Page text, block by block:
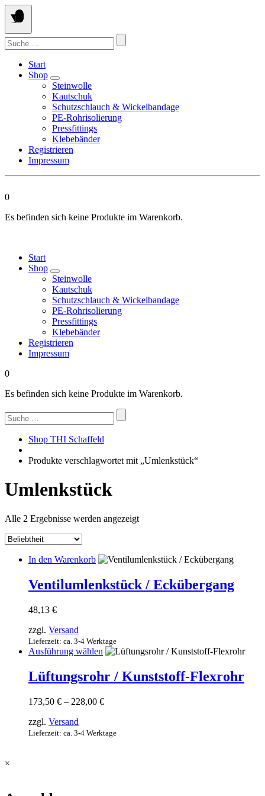
Springen
Sie
zum
Inhalt
Suchen
nach:
Start
Shop
Steinwolle
Kautschuk
Schutzschlauch & Wickelbandage
PE-Rohrisolierung
Pressfittings
Klebebänder
Registrieren
Impressum
0
Es befinden sich keine Produkte im Warenkorb.
Start
Shop
Steinwolle
Kautschuk
Schutzschlauch & Wickelbandage
PE-Rohrisolierung
Pressfittings
Klebebänder
Registrieren
Impressum
0
Es befinden sich keine Produkte im Warenkorb.
Suchen
nach:
Shop THI Schaffeld
Produkte verschlagwortet mit „Umlenkstück“
Umlenkstück
Alle 2 Ergebnisse werden angezeigtNach
In den Warenkorb
Ventilumlenkstück / Eckübergang
48,13 €
zzgl. Versand
Lieferzeit: ca. 3-4 Werktage
Ausführung wählen Dieses
weist
mehrere
können
Lüftungsrohr / Kunststoff-Flexrohr
173,50 € – 228,00 €Preisspanne:
228,00 €
zzgl. Versand
Lieferzeit: ca. 3-4 Werktage
×